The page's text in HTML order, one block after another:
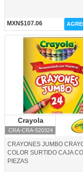
MXN$107.06
CRA-CRA-520324-Crayola
Crayola
CRA-CRA-520324
CRAYONES JUMBO
COLOR SURTIDO CAJA
PIEZAS